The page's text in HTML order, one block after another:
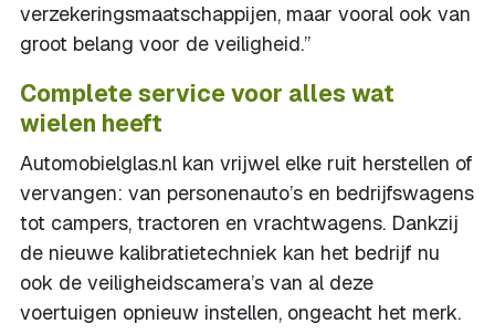
verzekeringsmaatschappijen, maar vooral ook van
groot belang voor de veiligheid.”
Complete service voor alles wat
wielen heeft
Automobielglas.nl kan vrijwel elke ruit herstellen of
vervangen: van personenauto’s en bedrijfswagens
tot campers, tractoren en vrachtwagens. Dankzij
de nieuwe kalibratietechniek kan het bedrijf nu
ook de veiligheidscamera’s van al deze
voertuigen opnieuw instellen, ongeacht het merk.